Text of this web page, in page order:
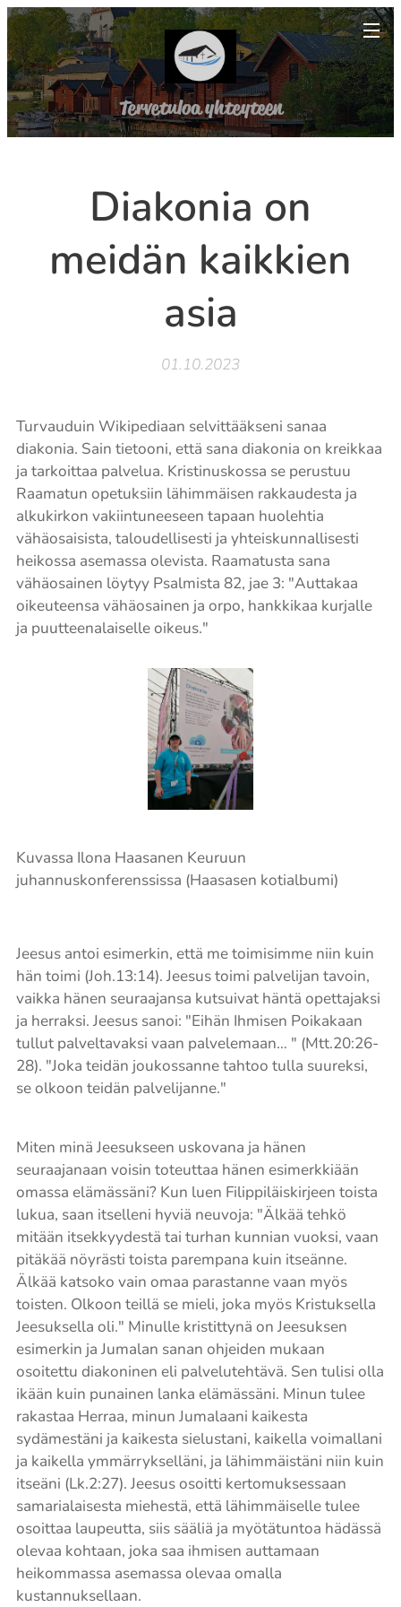
Tervetuloa yhteyteen
Diakonia on
meidän kaikkien
asia
01.10.2023
Turvauduin Wikipediaan selvittääkseni sanaa
diakonia. Sain tietooni, että sana diakonia on kreikkaa
ja tarkoittaa palvelua. Kristinuskossa se perustuu
Raamatun opetuksiin lähimmäisen rakkaudesta ja
alkukirkon vakiintuneeseen tapaan huolehtia
vähäosaisista, taloudellisesti ja yhteiskunnallisesti
heikossa asemassa olevista. Raamatusta sana
vähäosainen löytyy Psalmista 82, jae 3: "Auttakaa
oikeuteensa vähäosainen ja orpo, hankkikaa kurjalle
ja puutteenalaiselle oikeus."
Kuvassa Ilona Haasanen Keuruun
juhannuskonferenssissa (Haasasen kotialbumi)
Jeesus antoi esimerkin, että me toimisimme niin kuin
hän toimi (Joh.13:14). Jeesus toimi palvelijan tavoin,
vaikka hänen seuraajansa kutsuivat häntä opettajaksi
ja herraksi. Jeesus sanoi: "Eihän Ihmisen Poikakaan
tullut palveltavaksi vaan palvelemaan… " (Mtt.20:26-
28). "Joka teidän joukossanne tahtoo tulla suureksi,
se olkoon teidän palvelijanne."
Miten minä Jeesukseen uskovana ja hänen
seuraajanaan voisin toteuttaa hänen esimerkkiään
omassa elämässäni? Kun luen Filippiläiskirjeen toista
lukua, saan itselleni hyviä neuvoja: "Älkää tehkö
mitään itsekkyydestä tai turhan kunnian vuoksi, vaan
pitäkää nöyrästi toista parempana kuin itseänne.
Älkää katsoko vain omaa parastanne vaan myös
toisten. Olkoon teillä se mieli, joka myös Kristuksella
Jeesuksella oli." Minulle kristittynä on Jeesuksen
esimerkin ja Jumalan sanan ohjeiden mukaan
osoitettu diakoninen eli palvelutehtävä. Sen tulisi olla
ikään kuin punainen lanka elämässäni. Minun tulee
rakastaa Herraa, minun Jumalaani kaikesta
sydämestäni ja kaikesta sielustani, kaikella voimallani
ja kaikella ymmärrykselläni, ja lähimmäistäni niin kuin
itseäni (Lk.2:27). Jeesus osoitti kertomuksessaan
samarialaisesta miehestä, että lähimmäiselle tulee
osoittaa laupeutta, siis sääliä ja myötätuntoa hädässä
olevaa kohtaan, joka saa ihmisen auttamaan
heikommassa asemassa olevaa omalla
kustannuksellaan.